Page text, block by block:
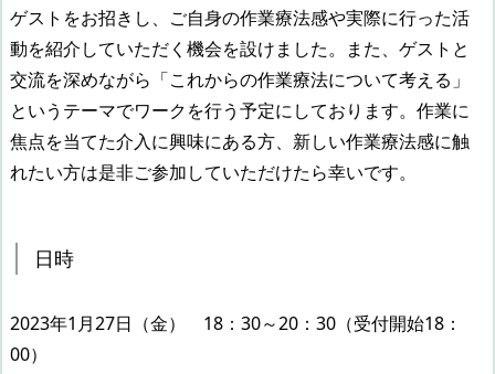
ゲストをお招きし、ご自身の作業療法感や実際に行った活
動を紹介していただく機会を設けました。また、ゲストと
交流を深めながら「これからの作業療法について考える」
というテーマでワークを行う予定にしております。作業に
焦点を当てた介入に興味にある方、新しい作業療法感に触
れたい方は是非ご参加していただけたら幸いです。
日時
2023年1月27日（金） 18：30～20：30（受付開始18：
00）